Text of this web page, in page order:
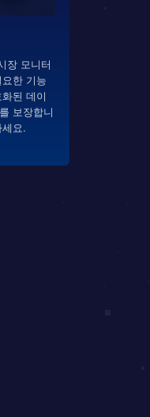
장 모니터
한 기능
된 데이
보장합니
요.